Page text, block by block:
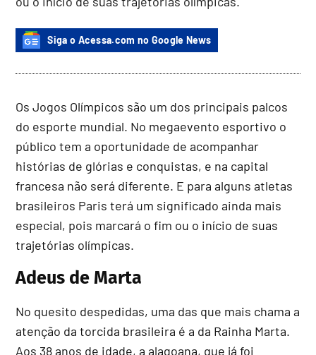
Siga o Acessa.com no Google News
Os Jogos Olímpicos são um dos principais palcos
do esporte mundial. No megaevento esportivo o
público tem a oportunidade de acompanhar
histórias de glórias e conquistas, e na capital
francesa não será diferente. E para alguns atletas
brasileiros Paris terá um significado ainda mais
especial, pois marcará o fim ou o início de suas
trajetórias olímpicas.
Adeus de Marta
No quesito despedidas, uma das que mais chama a
atenção da torcida brasileira é a da Rainha Marta.
Aos 38 anos de idade, a alagoana, que já foi